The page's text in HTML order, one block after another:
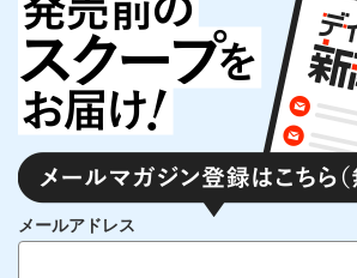
メールアドレス